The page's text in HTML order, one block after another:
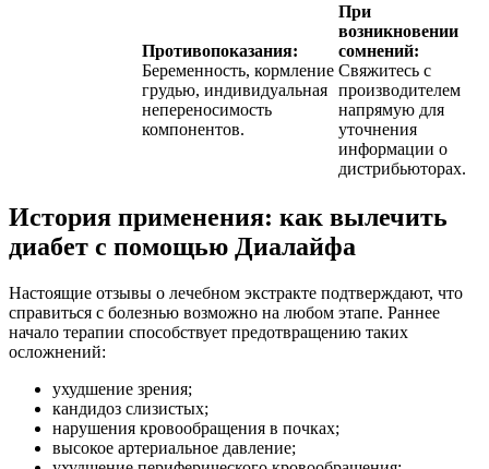
Противопоказания:
Беременность, кормление
грудью, индивидуальная
непереносимость
компонентов.
При
возникновении
сомнений:
Свяжитесь с
производителем
напрямую для
уточнения
информации о
дистрибьюторах.
История применения: как вылечить
диабет с помощью Диалайфа
Настоящие отзывы о лечебном экстракте подтверждают, что
справиться с болезнью возможно на любом этапе. Раннее
начало терапии способствует предотвращению таких
осложнений:
ухудшение зрения;
кандидоз слизистых;
нарушения кровообращения в почках;
высокое артериальное давление;